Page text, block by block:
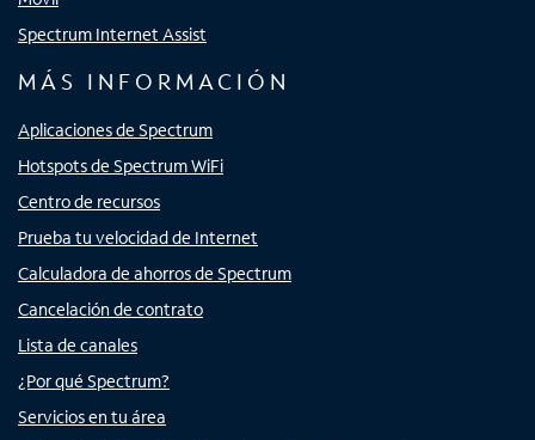
Spectrum Internet Assist
MÁS INFORMACIÓN
Aplicaciones de Spectrum
Hotspots de Spectrum WiFi
Centro de recursos
Prueba tu velocidad de Internet
Calculadora de ahorros de Spectrum
Cancelación de contrato
Lista de canales
¿Por qué Spectrum?
Servicios en tu área